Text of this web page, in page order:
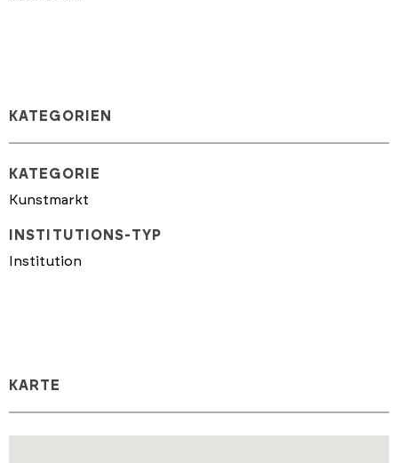
KATEGORIEN
KATEGORIE
Kunstmarkt
INSTITUTIONS-TYP
Institution
KARTE